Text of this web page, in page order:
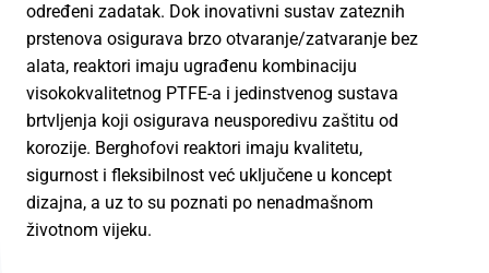
određeni zadatak. Dok inovativni sustav zateznih
prstenova osigurava brzo otvaranje/zatvaranje bez
alata, reaktori imaju ugrađenu kombinaciju
visokokvalitetnog PTFE-a i jedinstvenog sustava
brtvljenja koji osigurava neusporedivu zaštitu od
korozije. Berghofovi reaktori imaju kvalitetu,
sigurnost i fleksibilnost već uključene u koncept
dizajna, a uz to su poznati po nenadmašnom
životnom vijeku.